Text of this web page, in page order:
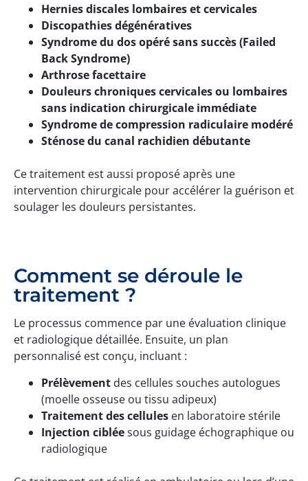
Hernies discales lombaires et cervicales
Discopathies dégénératives
Syndrome du dos opéré sans succès (Failed
Back Syndrome)
Arthrose facettaire
Douleurs chroniques cervicales ou lombaires
sans indication chirurgicale immédiate
Syndrome de compression radiculaire modéré
Sténose du canal rachidien débutante
Ce traitement est aussi proposé après une
intervention chirurgicale pour accélérer la guérison et
soulager les douleurs persistantes.
Comment se déroule le
traitement ?
Le processus commence par une évaluation clinique
et radiologique détaillée. Ensuite, un plan
personnalisé est conçu, incluant :
Prélèvement des cellules souches autologues
(moelle osseuse ou tissu adipeux)
Traitement des cellules en laboratoire stérile
Injection cibléesous guidage échographique ou
radiologique